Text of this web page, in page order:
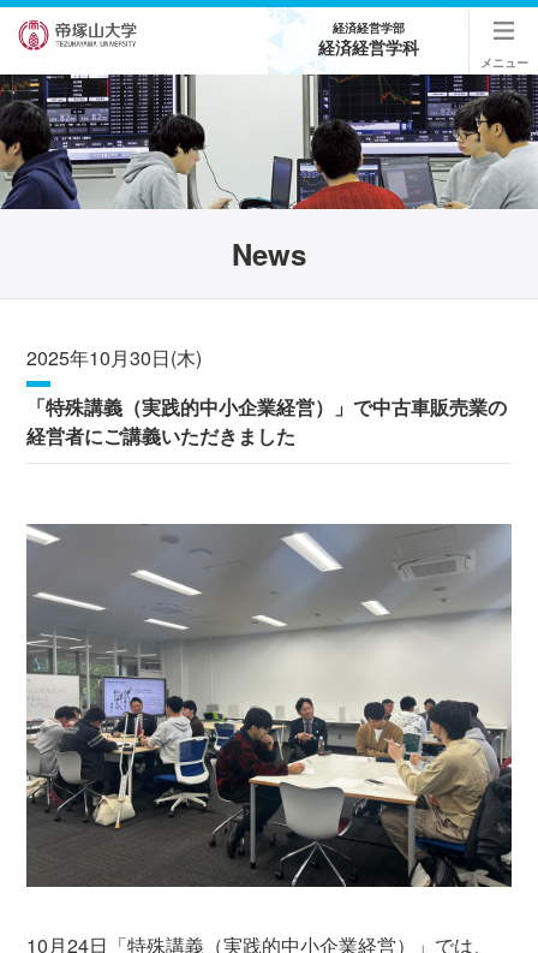
経済経営学部
経済経営学科
メニュー
News
2025年10月30日(木)
「特殊講義（実践的中小企業経営）」で中古車販売業の
経営者にご講義いただきました
10月24日「特殊講義（実践的中小企業経営）」では、